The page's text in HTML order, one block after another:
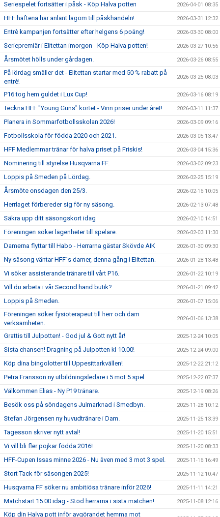
Seriespelet fortsätter i påsk - Köp Halva potten 2026-04-01 08:35
HFF häftena har anlänt lagom till påskhandeln! 2026-03-31 12:32
Entrè kampanjen fortsätter efter helgens 6 poäng! 2026-03-30 08:00
Seriepremiär i Elitettan imorgon - Köp Halva potten! 2026-03-27 10:56
Årsmötet hölls under gårdagen. 2026-03-26 08:55
På lördag smäller det - Elitettan startar med 50 % rabatt på
entrè!
2026-03-25 08:03
P16 tog hem guldet i Lux Cup! 2026-03-16 08:19
Teckna HFF "Young Guns" kortet - Vinn priser under året! 2026-03-11 11:37
Planera in Sommarfotbollsskolan 2026! 2026-03-09 09:16
Fotbollsskola för födda 2020 och 2021. 2026-03-05 13:47
HFF Medlemmar tränar för halva priset på Friskis! 2026-03-04 15:36
Nominering till styrelse Husqvarna FF. 2026-03-02 09:23
Loppis på Smeden på Lördag. 2026-02-25 15:19
Årsmöte onsdagen den 25/3. 2026-02-16 10:05
Herrlaget förbereder sig för ny säsong. 2026-02-13 07:48
Säkra upp ditt säsongskort idag 2026-02-10 14:51
Föreningen söker lägenheter till spelare. 2026-02-03 11:30
Damerna flyttar till Habo - Herrarna gästar Skövde AIK 2026-01-30 09:30
Ny säsong väntar HFF`s damer, denna gång i Elitettan. 2026-01-28 13:48
Vi söker assisterande tränare till vårt P16. 2026-01-22 10:19
Vill du arbeta i vår Second hand butik? 2026-01-21 09:42
Loppis på Smeden. 2026-01-07 15:06
Föreningen söker fysioterapeut till herr och dam
verksamheten.
2026-01-06 13:38
Grattis till Julpotten! - God jul & Gott nytt år! 2025-12-24 10:05
Sista chansen! Dragning på Julpotten kl 10.00! 2025-12-24 09:00
Köp dina bingolotter till Uppesittarkvällen! 2025-12-22 21:12
Petra Fransson ny utbildningsledare i 5 mot 5 spel. 2025-12-22 07:37
Välkommen Elias - Ny P19 tränare. 2025-12-19 08:26
Besök oss på söndagens Julmarknad i Smedbyn. 2025-11-28 10:12
Stefan Jörgensen ny huvudtränare i Dam. 2025-11-25 13:39
Tagesson skriver nytt avtal! 2025-11-20 15:51
Vi vill bli fler pojkar födda 2016! 2025-11-20 08:33
HFF-Cupen Issas minne 2026 - Nu även med 3 mot 3 spel. 2025-11-16 16:49
Stort Tack för säsongen 2025! 2025-11-12 10:47
Husqvarna FF söker nu ambitiösa tränare inför 2026! 2025-11-11 14:21
Matchstart 15.00 idag - Stöd herrarna i sista matchen! 2025-11-08 12:16
Köp din Halva pott inför avgörandet hemma mot